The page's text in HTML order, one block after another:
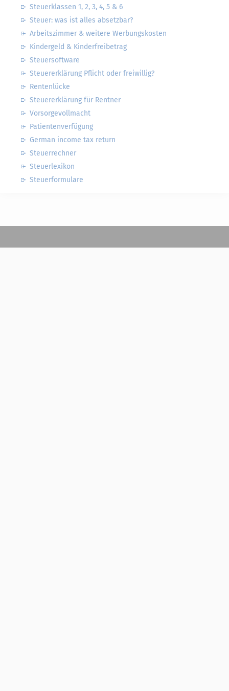
Steuerklassen 1, 2, 3, 4, 5 & 6
Steuer: was ist alles absetzbar?
Arbeitszimmer & weitere Werbungskosten
Kindergeld & Kinderfreibetrag
Steuersoftware
Steuererklärung Pflicht oder freiwillig?
Rentenlücke
Steuererklärung für Rentner
Vorsorgevollmacht
Patientenverfügung
German income tax return
Steuerrechner
Steuerlexikon
Steuerformulare